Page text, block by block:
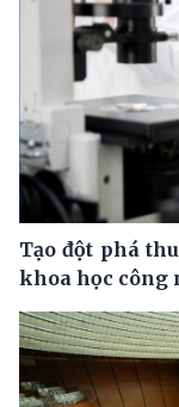
Tạo đột phá
khoa học công